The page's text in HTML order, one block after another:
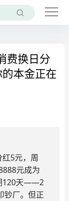
费换日分
本金正在
5元，周
元成为
120天——2
钞厂。但正